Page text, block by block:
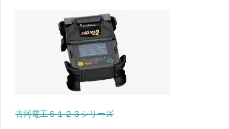
古河電工Ｓ１２３シリーズ